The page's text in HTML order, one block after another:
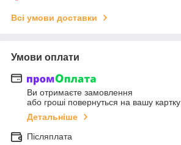
Всі умови доставки
Умови оплати
Ви отримаєте замовлення
або гроші повернуться на вашу картку
Детальніше
Післяплата